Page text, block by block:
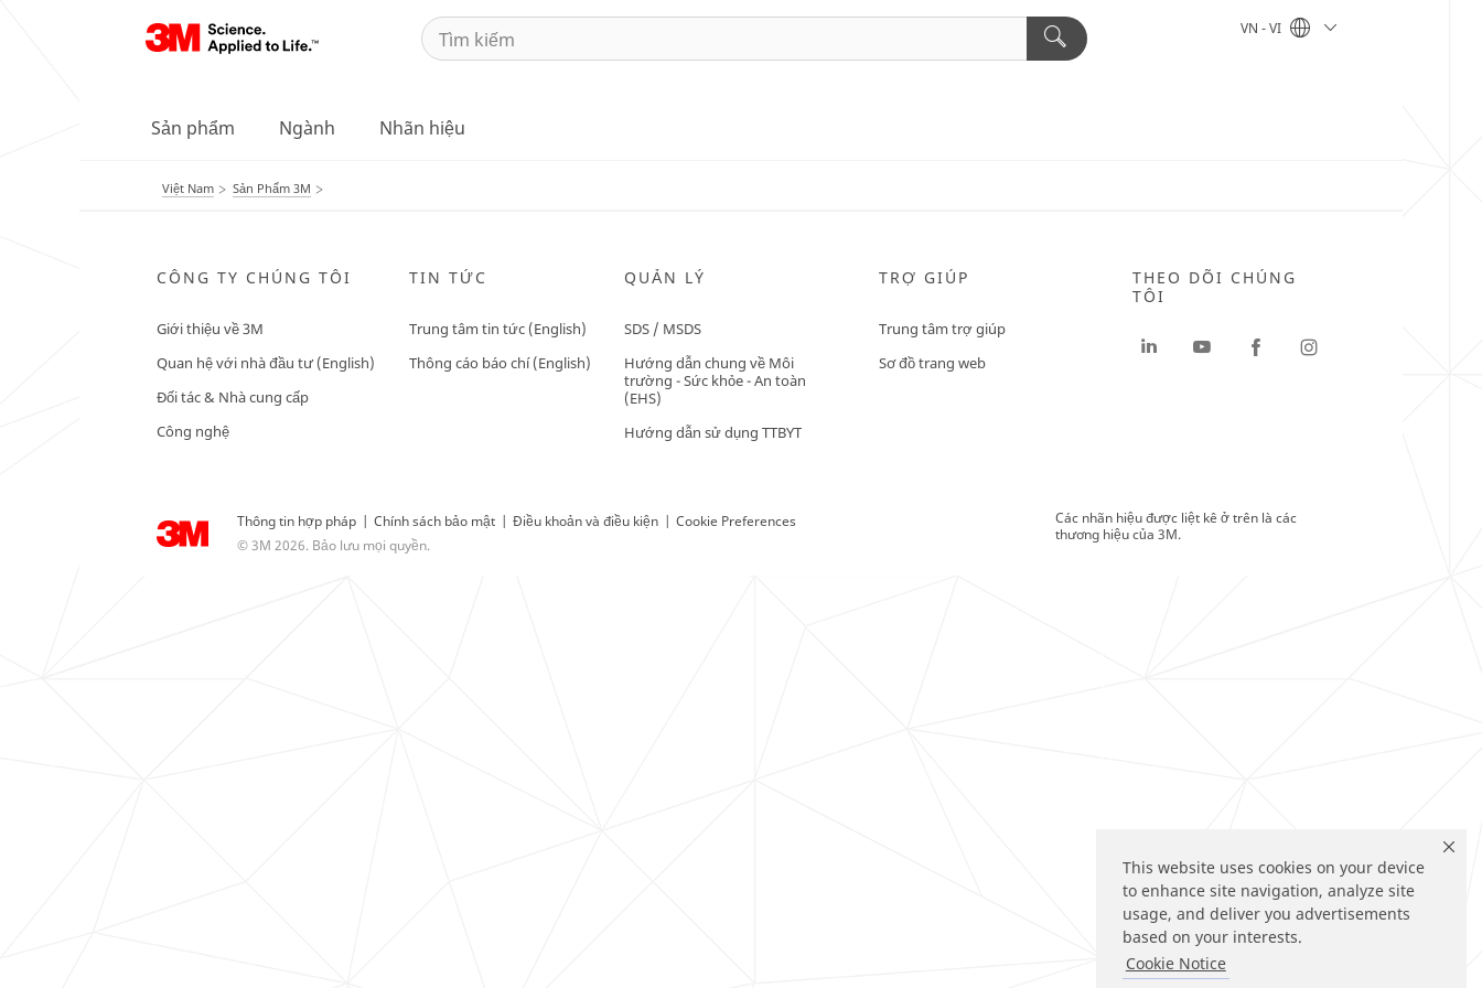
This website uses cookies on your device
to enhance site navigation, analyze site
usage, and deliver you advertisements
based on your interests.
Cookie Notice
VN - VI
Sản phẩm Ngành Nhãn hiệu
Việt Nam Sản Phẩm 3M
CÔNG TY CHÚNG TÔI
Giới thiệu về 3M
Quan hệ với nhà đầu tư (English)
Đối tác & Nhà cung cấp
Công nghệ
TIN TỨC
Trung tâm tin tức (English)
Thông cáo báo chí (English)
QUẢN LÝ
SDS / MSDS
Hướng dẫn chung về Môi
trường - Sức khỏe - An toàn
(EHS)
Hướng dẫn sử dụng TTBYT
TRỢ GIÚP
Trung tâm trợ giúp
Sơ đồ trang web
Thông tin hợp pháp | Chính sách bảo mật | Điều khoản và điều kiện | Cookie Preferences
© 3M 2026. Bảo lưu mọi quyền.
THEO DÕI CHÚNG
TÔI
Các nhãn hiệu được liệt kê ở trên là các
thương hiệu của 3M.